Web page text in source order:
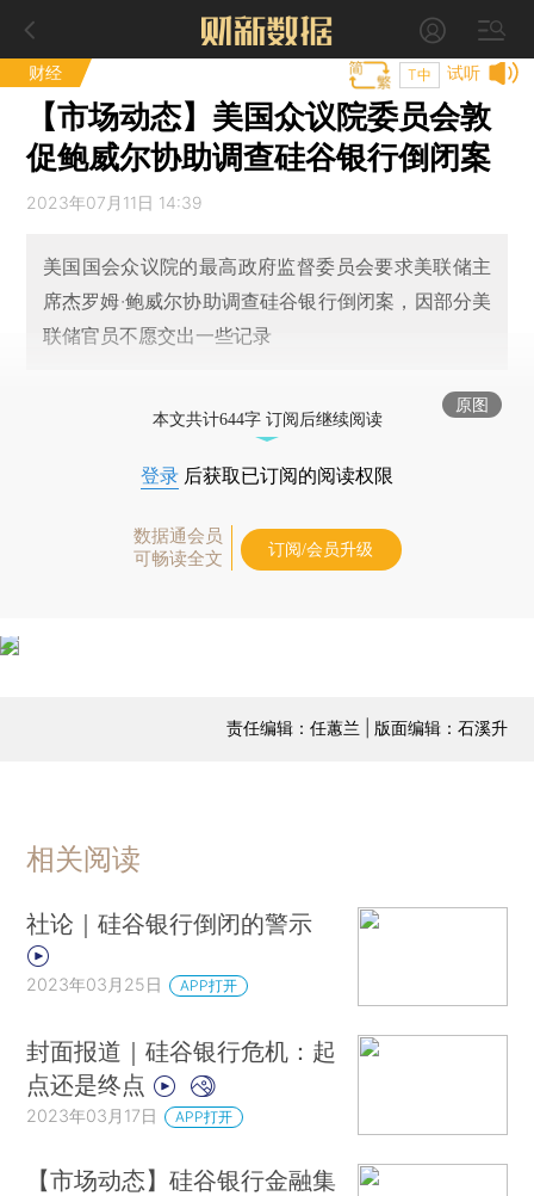
财经 试听
T中
【市场动态】美国众议院委员会敦
促鲍威尔协助调查硅谷银行倒闭案
2023年07月11日 14:39
美国国会众议院的最高政府监督委员会要求美联储主
席杰罗姆·鲍威尔协助调查硅谷银行倒闭案，因部分美
联储官员不愿交出一些记录
原图
本文共计644字 订阅后继续阅读
登录 后获取已订阅的阅读权限
数据通会员
可畅读全文
订阅/会员升级
责任编辑：任蕙兰 | 版面编辑：石溪升
相关阅读
社论｜硅谷银行倒闭的警示
2023年03月25日 APP打开
封面报道｜硅谷银行危机：起
点还是终点
2023年03月17日 APP打开
【市场动态】硅谷银行金融集